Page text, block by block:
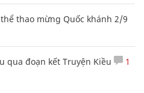
thao mừng Quốc khánh 2/9
qua đoạn kết Truyện Kiều 1